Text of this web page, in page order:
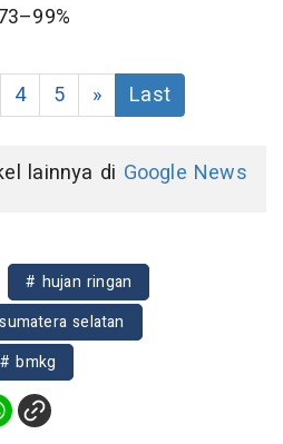
4 5 » Last
lainnya di Google News
# hujan ringan
selatan
# bmkg